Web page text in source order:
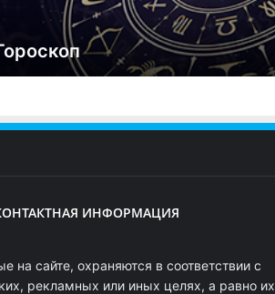
ИНФОРМАЦИЯ
на сайте, охраняются в соответствии с
рекламных или иных целях, а равно их